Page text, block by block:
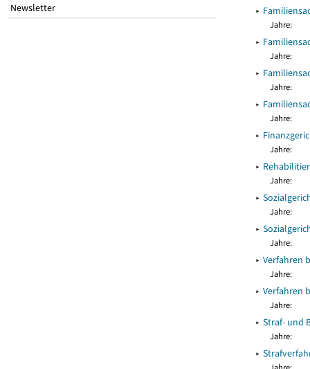
Newsletter
▸
Jahre:
▸
Jahre:
▸
Jahre:
▸
Jahre:
▸
Jahre:
▸
Jahre:
▸
Jahre:
▸
Jahre:
▸ Verfahren
Jahre:
▸ Verfahren
Jahre:
▸ Straf- und
Jahre:
▸